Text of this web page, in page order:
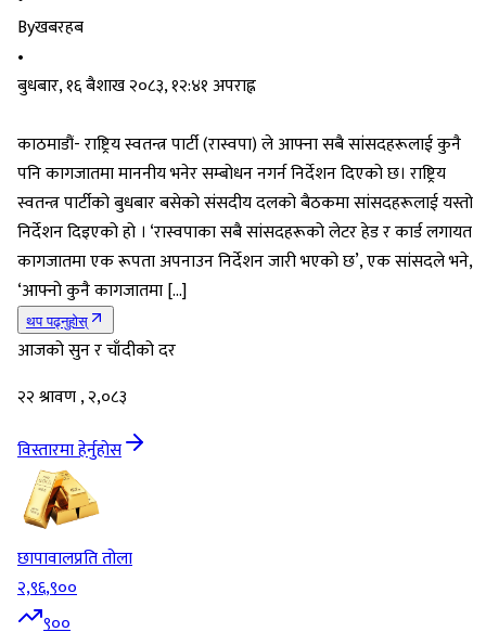
Byखबरहब
•
बुधबार, १६ बैशाख २०८३, १२:४१ अपराह्न
काठमाडौं- राष्ट्रिय स्वतन्त्र पार्टी (रास्वपा) ले आफ्ना सबै सांसदहरूलाई कुनै
पनि कागजातमा माननीय भनेर सम्बोधन नगर्न निर्देशन दिएको छ। राष्ट्रिय
स्वतन्त्र पार्टीको बुधबार बसेको संसदीय दलको बैठकमा सांसदहरूलाई यस्तो
निर्देशन दिइएको हो । ‘रास्वपाका सबै सांसदहरूको लेटर हेड र कार्ड लगायत
कागजातमा एक रूपता अपनाउन निर्देशन जारी भएको छ’, एक सांसदले भने,
‘आफ्नो कुनै कागजातमा […]
थप पढ्नुहोस्
आजको सुन र चाँदीको दर
२२ श्रावण , २,०८३
विस्तारमा हेर्नुहोस
छापावालप्रति तोला
२,९६,९००
९००